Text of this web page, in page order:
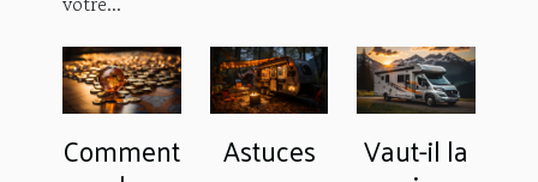
Comment Astuces Vaut-il la